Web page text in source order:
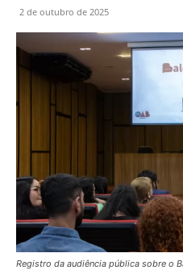
2 de outubro de 2025
Registro da audiência pública sobre o